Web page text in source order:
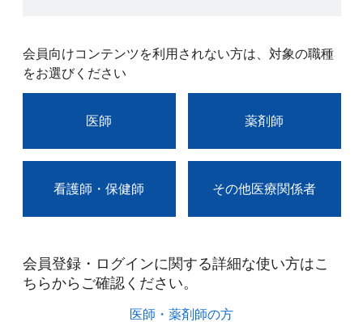
会員向けコンテンツを利用されない方は、対象の職種
をお選びください
医師 薬剤師
看護師・保健師 その他医療関係者
会員登録・ログインに関する詳細な使い方はこ
ちらからご確認ください。​
医師・薬剤師の方​